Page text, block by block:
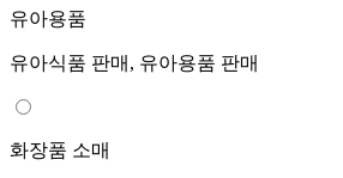
유아용품
유아식품 판매, 유아용품 판매
화장품 소매